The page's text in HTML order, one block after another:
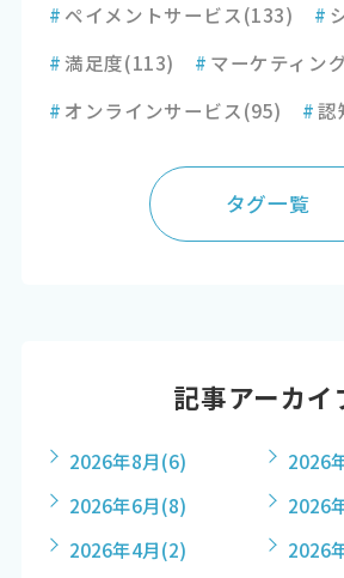
# ペイメントサービス(133) #
#満足度(113) # マーケティン
# オンラインサービス(95) #認
タグ一覧
記事アーカイ
2026年8月(6) 2026
2026年6月(8) 2026
2026年4月(2) 2026